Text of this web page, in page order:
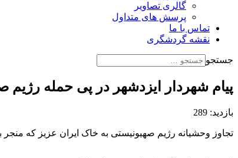
گالری تصاویر
پرسش های متداول
تماس با ما
نقشه گردشگری
جستجو
پیام شهردار ایزدشهر در پی حمله رژیم
بازدید: 289
تجاوز وحشیانه رژیم صهیونیستی به خاک ایران عزیز که